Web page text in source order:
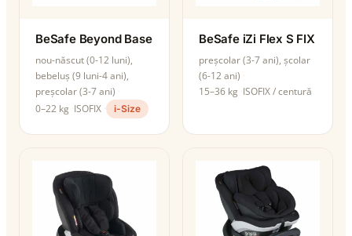
BeSafe Beyond Base
nou-născut (0-12 luni),
bebeluș (9 luni-4 ani),
preșcolar (3-7 ani)
0–22 kg ISOFIX i-Size
BeSafe iZi Flex S FIX
preșcolar (3-7 ani), școlar
(6-12 ani)
15–36 kg ISOFIX / centură